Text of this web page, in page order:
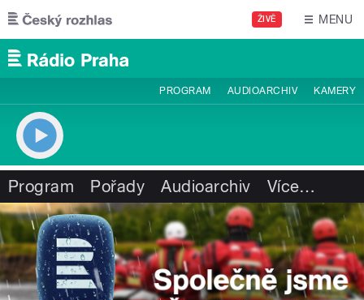
Přejít k hlavnímu obsahu
ŽIVĚ MENU
PROGRAM AUDIOARCHIV KAMERY
Program Pořady Audioarchiv Více…